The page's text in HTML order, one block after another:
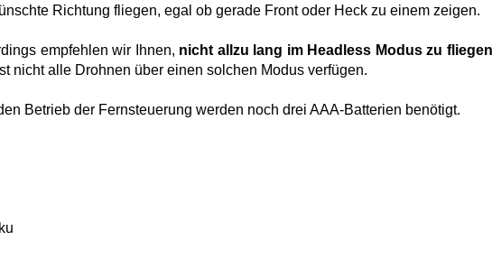
Richtung fliegen, egal ob gerade Front oder Heck zu einem zeigen.
empfehlen wir Ihnen, nicht allzu lang im Headless Modus zu fliegen
nicht alle Drohnen über einen solchen Modus verfügen.
Betrieb der Fernsteuerung werden noch drei AAA-Batterien benötigt.